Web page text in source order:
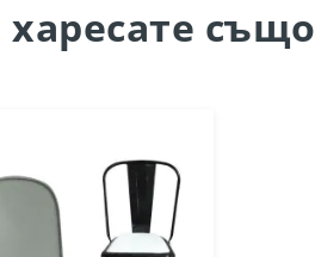
харесате също